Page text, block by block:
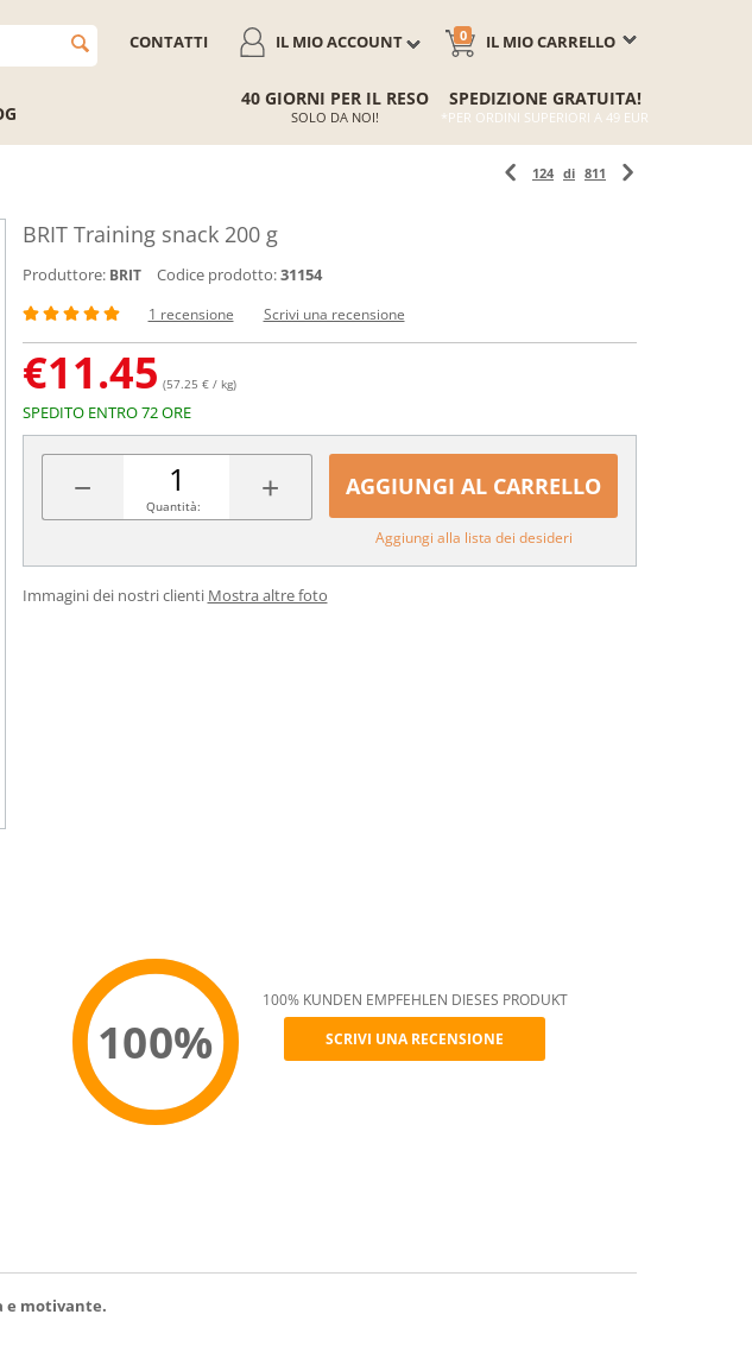
IL MIO CARRELLO
0
IL MIO ACCOUNT
CONTATTI
40 GIORNI PER IL RESO
SOLO DA NOI!
SPEDIZIONE GRATUITA!
*PER ORDINI SUPERIORI A 49 EUR
124 di 811
BRIT Training snack 200 g
Produttore: BRIT Codice prodotto:31154
1 recensione Scrivi una recensione
€11.45 (57.25 € / kg)
SPEDITO ENTRO 72 ORE
− +
Quantità:
AGGIUNGI AL CARRELLO
Aggiungi alla lista dei desideri
Immagini dei nostri clienti Mostra altre foto
100%
100% KUNDEN EMPFEHLEN DIESES PRODUKT
SCRIVI UNA RECENSIONE
e motivante.